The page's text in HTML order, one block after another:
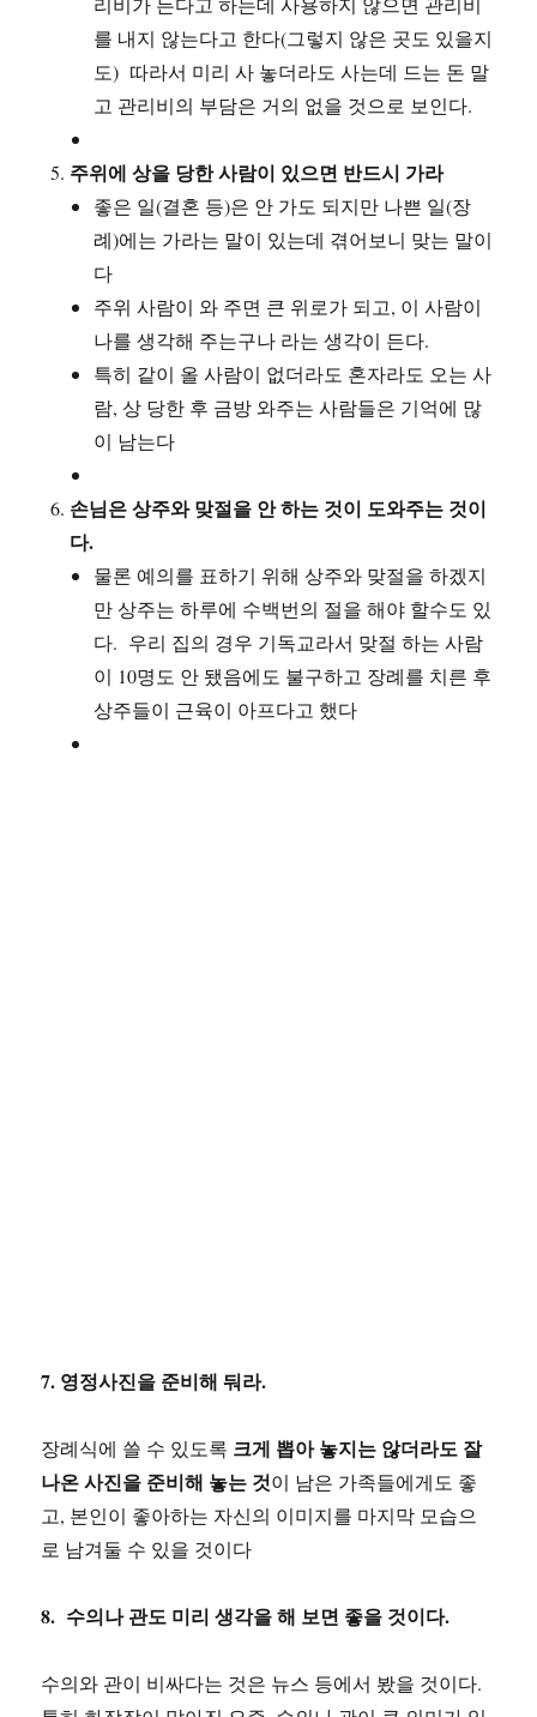
를 내지 않는다고 한다(그렇지 않은 곳도 있을지
도) 따라서 미리 사 놓더라도 사는데 드는 돈 말
고 관리비의 부담은 거의 없을 것으로 보인다.
주위에 상을 당한 사람이 있으면 반드시 가라
좋은 일(결혼 등)은 안 가도 되지만 나쁜 일(장
례)에는 가라는 말이 있는데 겪어보니 맞는 말이
다
주위 사람이 와 주면 큰 위로가 되고, 이 사람이
나를 생각해 주는구나 라는 생각이 든다.
특히 같이 올 사람이 없더라도 혼자라도 오는 사
람, 상 당한 후 금방 와주는 사람들은 기억에 많
이 남는다
손님은 상주와 맞절을 안 하는 것이 도와주는 것이
다.
물론 예의를 표하기 위해 상주와 맞절을 하겠지
만 상주는 하루에 수백번의 절을 해야 할수도 있
다. 우리 집의 경우 기독교라서 맞절 하는 사람
이 10명도 안 됐음에도 불구하고 장례를 치른 후
상주들이 근육이 아프다고 했다
7. 영정사진을 준비해 둬라.
장례식에 쓸 수 있도록 크게 뽑아 놓지는 않더라도 잘
나온 사진을 준비해 놓는 것이 남은 가족들에게도 좋
고, 본인이 좋아하는 자신의 이미지를 마지막 모습으
로 남겨둘 수 있을 것이다
8. 수의나 관도 미리 생각을 해 보면 좋을 것이다.
수의와 관이 비싸다는 것은 뉴스 등에서 봤을 것이다.